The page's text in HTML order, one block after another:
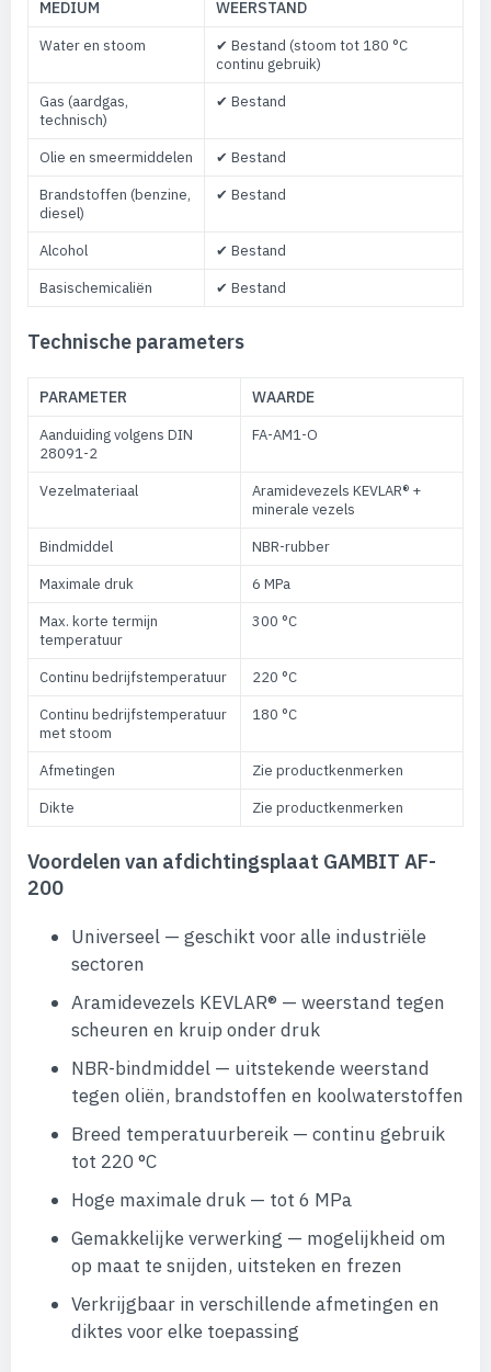
MEDIUM WEERSTAND
Water en stoom
✔ Bestand (stoom tot 180 °C
continu gebruik)
Gas (aardgas,
technisch)
✔ Bestand
Olie en smeermiddelen
✔ Bestand
Brandstoffen (benzine,
diesel)
✔ Bestand
Alcohol
✔ Bestand
Basischemicaliën
✔ Bestand
Technische parameters
PARAMETER WAARDE
Aanduiding volgens DIN
28091-2
FA-AM1-O
Vezelmateriaal
Aramidevezels KEVLAR® +
minerale vezels
Bindmiddel
NBR-rubber
Maximale druk
6 MPa
Max. korte termijn
temperatuur
300 °C
Continu bedrijfstemperatuur
220 °C
Continu bedrijfstemperatuur
met stoom
180 °C
Afmetingen
Zie productkenmerken
Dikte
Zie productkenmerken
Voordelen van afdichtingsplaat GAMBIT AF-
200
Universeel — geschikt voor alle industriële
sectoren
Aramidevezels KEVLAR® — weerstand tegen
scheuren en kruip onder druk
NBR-bindmiddel — uitstekende weerstand
tegen oliën, brandstoffen en koolwaterstoffen
Breed temperatuurbereik — continu gebruik
tot 220 °C
Hoge maximale druk — tot 6 MPa
Gemakkelijke verwerking — mogelijkheid om
op maat te snijden, uitsteken en frezen
Verkrijgbaar in verschillende afmetingen en
diktes voor elke toepassing